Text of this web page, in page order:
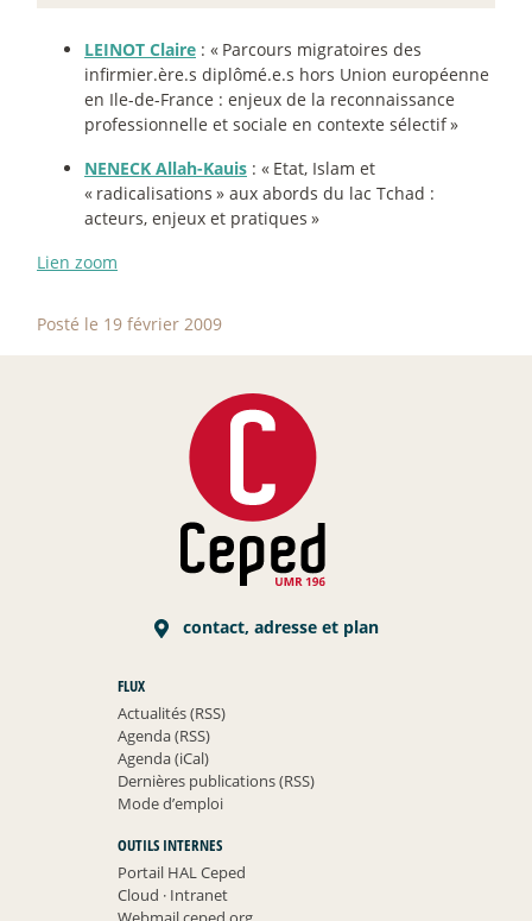
LEINOT Claire : « Parcours migratoires des
infirmier.ère.s diplômé.e.s hors Union européenne
en Ile-de-France : enjeux de la reconnaissance
professionnelle et sociale en contexte sélectif»
NENECK Allah-Kauis : « Etat, Islam et
« radicalisations » aux abords du lac Tchad :
acteurs, enjeux et pratiques »
Lien zoom
Posté le 19 février 2009
contact, adresse et plan
FLUX
Actualités (RSS)
Agenda (RSS)
Agenda (iCal)
Dernières publications (RSS)
Mode d’emploi
OUTILS INTERNES
Portail HAL Ceped
Cloud ·Intranet